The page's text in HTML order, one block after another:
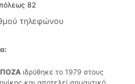
82
τηλεφώνου
ιδρύθηκε το 1979 στους
και αποτελεί σημαντικό